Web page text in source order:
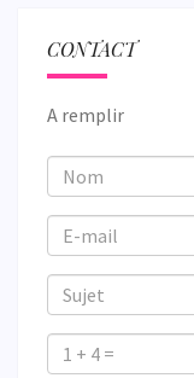
CONTACT
A remplir
Nom
mail
Sujet